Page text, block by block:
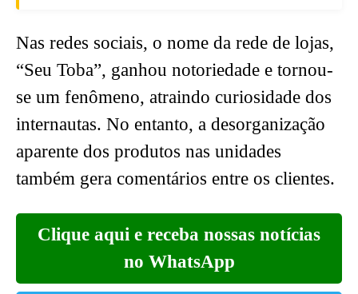
Nas redes sociais, o nome da rede de lojas,
“Seu Toba”, ganhou notoriedade e tornou-
se um fenômeno, atraindo curiosidade dos
internautas. No entanto, a desorganização
aparente dos produtos nas unidades
também gera comentários entre os clientes.
Clique aqui e receba nossas notícias
no WhatsApp